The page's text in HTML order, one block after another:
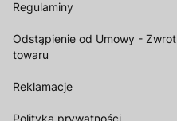
Regulaminy
Odstąpienie od Umowy - Zwrot
towaru
Reklamacje
Polityka prywatności